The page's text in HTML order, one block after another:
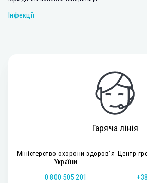
Інфекції
Гаряча лінія
Міністерство охорони здоров’я
України
0 800 505 201
Центр